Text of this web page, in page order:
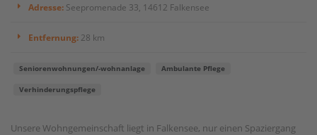
Adresse: Seepromenade 33, 14612 Falkensee
Entfernung: 28 km
Seniorenwohnungen/-wohnanlage Ambulante Pflege
Verhinderungspflege
Unsere Wohngemeinschaft liegt in Falkensee, nur einen Spaziergang